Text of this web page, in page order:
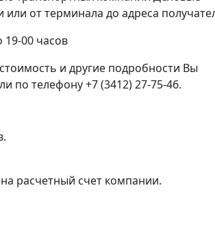
от терминала до адреса
19-00 часов
и другие подробности Вы
по телефону +7 (3412) 27-75-46.
расчетный счет компании.